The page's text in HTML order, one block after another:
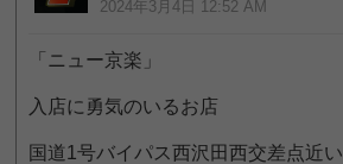
2024年3月4日 12:52 AM
「ニュー京楽」
入店に勇気のいるお店
国道1号バイパス西沢田西交差点近い